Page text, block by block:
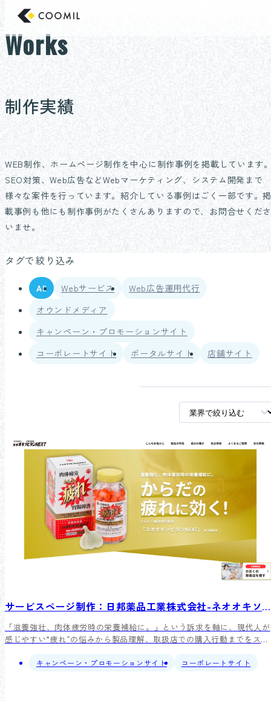
テ
ン
ス
プ
東京のホームページ制作/Web制作会社 クー
Works
制作実績
WEB制作、ホームページ制作を中心に制作事例を掲載しています
SEO対策、Web広告などWebマーケティング、システム開発まで
様々な案件を行っています。紹介している事例はごく一部です。
載事例も他にも制作事例がたくさんありますので、お問合せくださ
いませ。
タグで絞り込み
All Webサービス
Web広告運用代行
オウンドメディア
キャンペーン・プロモーションサイト
コーポレートサイト
ポータルサイト 店舗サイト
サービスページ制作：日邦薬品工業株式会社-ネオオキソピタンNEXT（第３類医薬品）
「滋養強壮、肉体疲労時の栄養補給に。」という訴求を軸に、現代人が
感じやすい“疲れ”の悩みから製品理解、取扱店での購入行動までをスム
キャンペーン・プロモーションサイト コーポレートサイト